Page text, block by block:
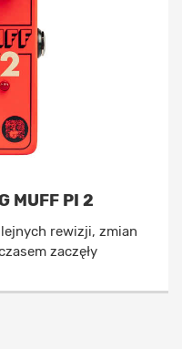
MUFF PI 2
rewizji, zmian
zaczęły